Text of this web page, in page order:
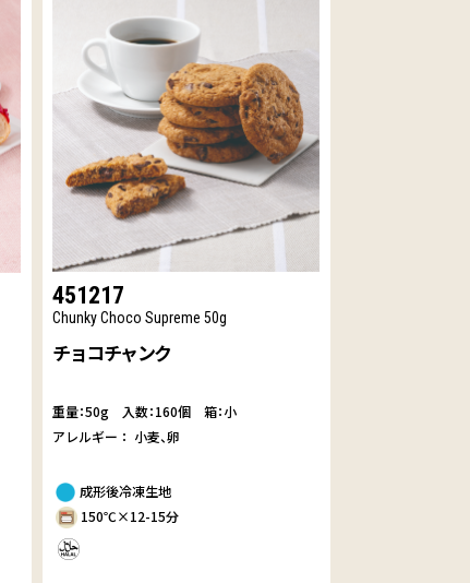
451217
Chunky Choco Supreme 50g
チョコチャンク
重量：50g 入数：160個 箱：小
アレルギー： 小麦 卵
成形後冷凍生地
150℃×12-15分